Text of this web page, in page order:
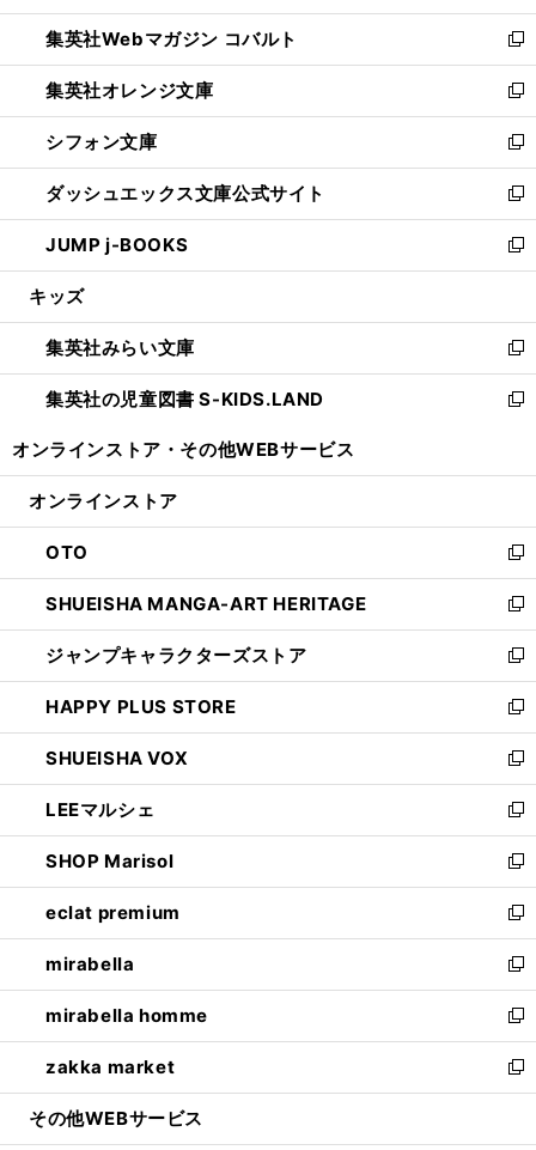
開
く
ウ
で
開
く
ン
ド
ウ
で
開
く
ウ
ィ
ン
ド
ウ
で
開
く
集英社Webマガジン コバルト
新
し
い
ウ
ィ
ン
ド
ウ
で
開
集英社オレンジ文庫
新
し
い
ウ
ィ
ン
ド
ウ
開
く
シフォン文庫
新
し
い
ウ
ィ
ン
ウ
で
開
く
ダッシュエックス文庫公式サイト
新
し
い
ウ
ン
ド
ウ
で
JUMP j-BOOKS
新
し
ウ
ィ
ン
ド
開
キッズ
集英社みらい文庫
新
し
い
ン
ウ
で
開
く
集英社の児童図書 S-KIDS.LAND
新
ウ
ン
ド
ウ
で
開
く
オンラインストア・ その他WEBサービス
オンラインストア
OTO
新
し
い
ウ
ィ
ン
ド
ウ
で
開
く
SHUEISHA MANGA-ART HERITAGE
新
し
い
ウ
ィ
ン
ド
ウ
で
開
く
ジャンプキャラクターズストア
新
し
い
ウ
ィ
ン
ド
ウ
で
開
く
HAPPY PLUS STORE
新
し
い
ウ
ィ
ン
ド
ウ
で
開
く
SHUEISHA VOX
新
し
い
ウ
ィ
ン
ド
ウ
で
開
く
LEEマルシェ
新
し
い
ウ
ィ
ン
ド
ウ
で
開
く
SHOP Marisol
新
し
い
ウ
ィ
ン
ド
ウ
で
開
eclat premium
新
し
い
ウ
ィ
ン
ド
ウ
開
mirabella
新
し
い
ウ
ィ
ン
ウ
mirabella homme
新
し
い
ウ
zakka market
新
し
その他WEBサービス